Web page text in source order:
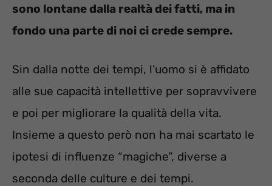
sono lontane dalla realtà dei fatti, ma in
fondo una parte di noi ci crede sempre.
Sin dalla notte dei tempi, l’uomo si è affidato
alle sue capacità intellettive per sopravvivere
e poi per migliorare la qualità della vita.
Insieme a questo però non ha mai scartato le
ipotesi di influenze “magiche”, diverse a
seconda delle culture e dei tempi.